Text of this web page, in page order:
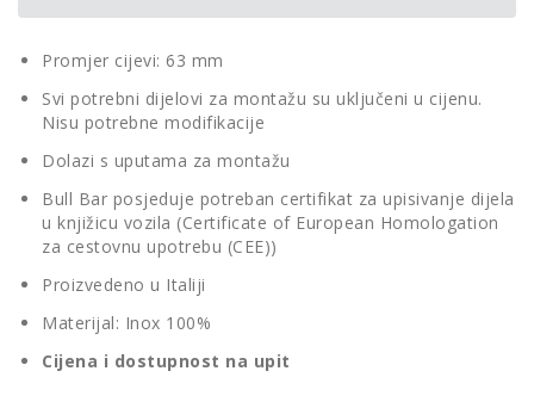
Promjer cijevi: 63 mm
Svi potrebni dijelovi za montažu su uključeni u cijenu.
Nisu potrebne modifikacije
Dolazi s uputama za montažu
Bull Bar posjeduje potreban certifikat za upisivanje dijela
u knjižicu vozila (Certificate of European Homologation
za cestovnu upotrebu (CEE))
Proizvedeno u Italiji
Materijal: Inox 100%
Cijena i dostupnost na upit